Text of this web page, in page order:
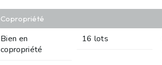
Copropriété
Bien en
copropriété
16 lots